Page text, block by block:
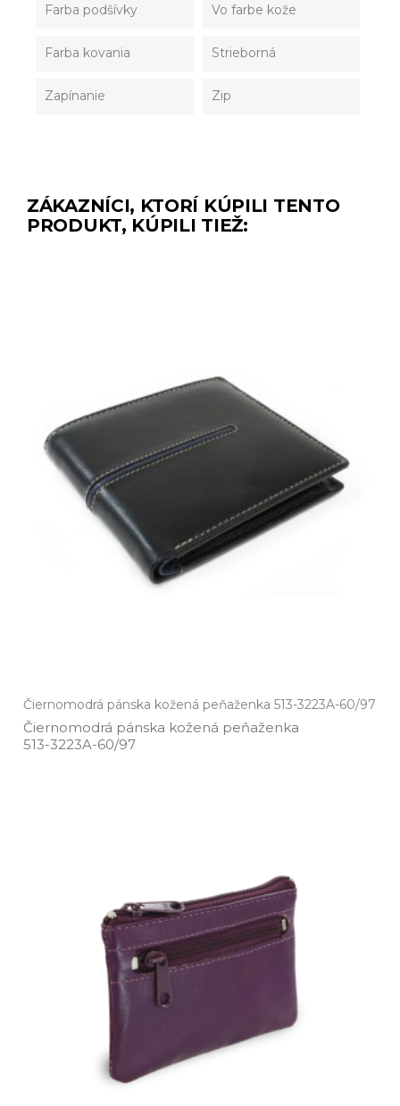
Farba podšívky Vo farbe kože
Farba kovania Strieborná
Zapínanie Zip
ZÁKAZNÍCI, KTORÍ KÚPILI TENTO
PRODUKT, KÚPILI TIEŽ:
Čiernomodrá pánska kožená peňaženka 513-3223A-60/97
Čiernomodrá pánska kožená peňaženka
513­-3223A­-60/97